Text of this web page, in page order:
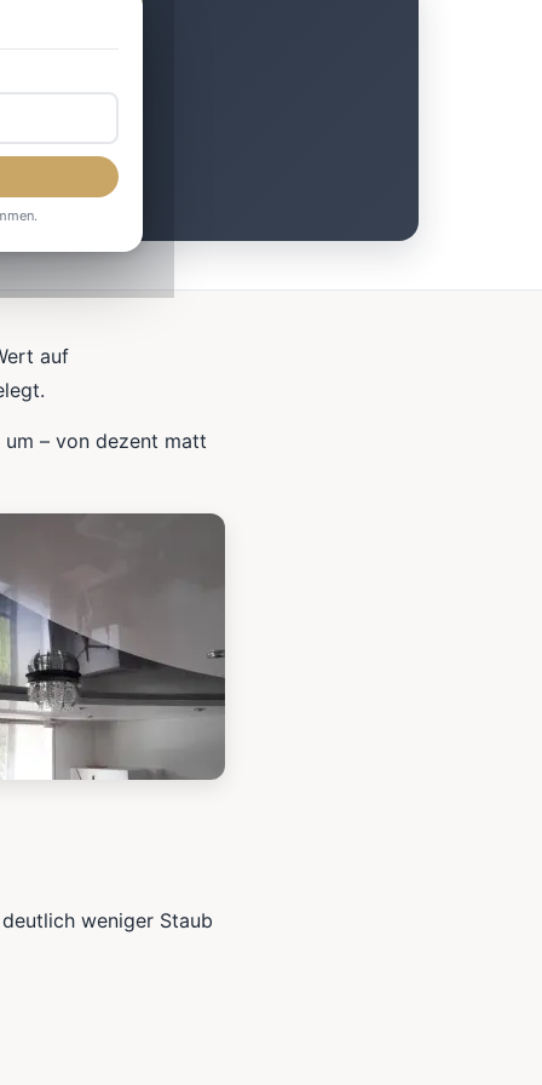
auf
– von dezent matt
weniger Staub